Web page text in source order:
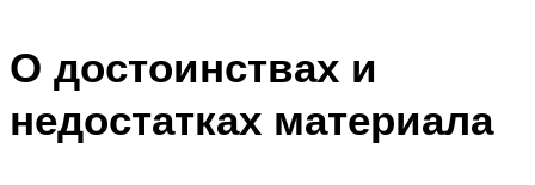
О достоинствах и
недостатках материала